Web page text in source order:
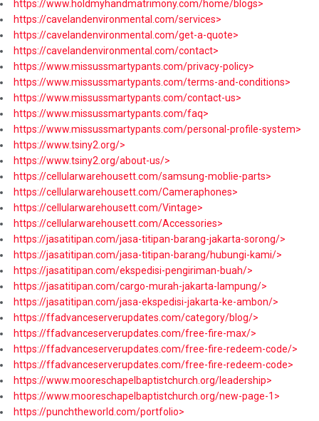
https://www.holdmyhandmatrimony.com/home/blogs>
https://cavelandenvironmental.com/services>
https://cavelandenvironmental.com/get-a-quote>
https://cavelandenvironmental.com/contact>
https://www.missussmartypants.com/privacy-policy>
https://www.missussmartypants.com/terms-and-conditions>
https://www.missussmartypants.com/contact-us>
https://www.missussmartypants.com/faq>
https://www.missussmartypants.com/personal-profile-system>
https://www.tsiny2.org/>
https://www.tsiny2.org/about-us/>
https://cellularwarehousett.com/samsung-moblie-parts>
https://cellularwarehousett.com/Cameraphones>
https://cellularwarehousett.com/Vintage>
https://cellularwarehousett.com/Accessories>
https://jasatitipan.com/jasa-titipan-barang-jakarta-sorong/>
https://jasatitipan.com/jasa-titipan-barang/hubungi-kami/>
https://jasatitipan.com/ekspedisi-pengiriman-buah/>
https://jasatitipan.com/cargo-murah-jakarta-lampung/>
https://jasatitipan.com/jasa-ekspedisi-jakarta-ke-ambon/>
https://ffadvanceserverupdates.com/category/blog/>
https://ffadvanceserverupdates.com/free-fire-max/>
https://ffadvanceserverupdates.com/free-fire-redeem-code/>
https://ffadvanceserverupdates.com/free-fire-redeem-code>
https://www.mooreschapelbaptistchurch.org/leadership>
https://www.mooreschapelbaptistchurch.org/new-page-1>
https://punchtheworld.com/portfolio>